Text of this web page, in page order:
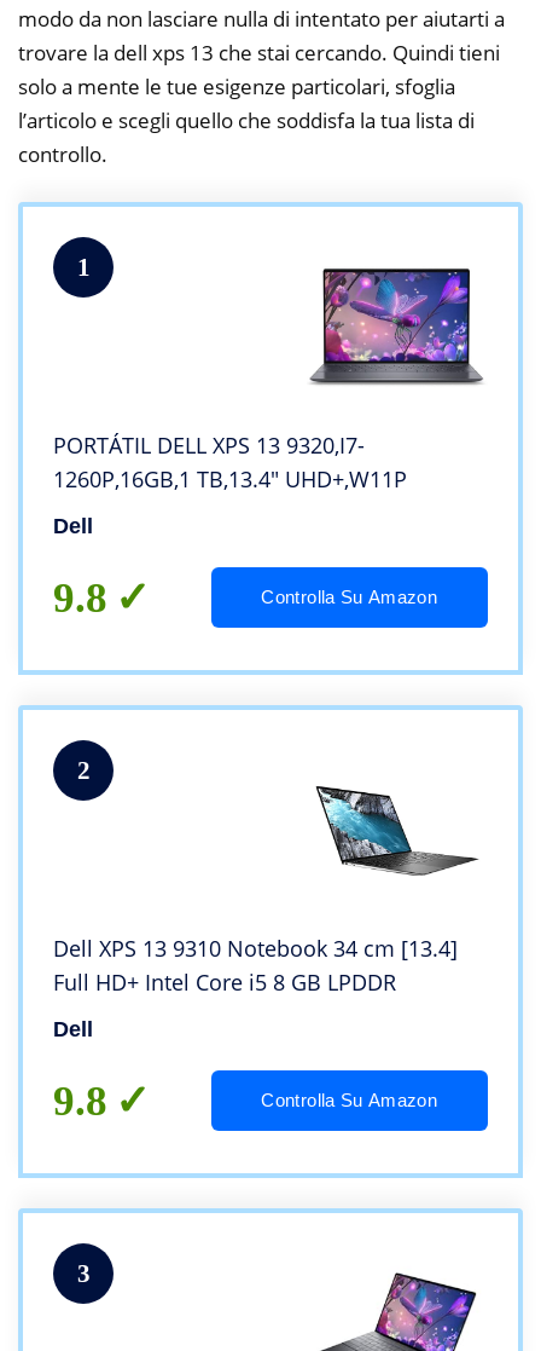
modo da non lasciare nulla di intentato per aiutarti a
trovare la dell xps 13 che stai cercando. Quindi tieni
solo a mente le tue esigenze particolari, sfoglia
l’articolo e scegli quello che soddisfa la tua lista di
controllo.
1
PORTÁTIL DELL XPS 13 9320,I7-
1260P,16GB,1 TB,13.4″ UHD+,W11P
Dell
9.8 Controlla Su Amazon
2
Dell XPS 13 9310 Notebook 34 cm [13.4]
Full HD+ Intel Core i5 8 GB LPDDR
Dell
9.8 Controlla Su Amazon
3